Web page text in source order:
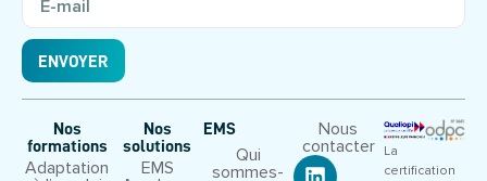
ENVOYER
Nos
formations
Adaptation
Nos
solutions
EMS
EMS
Qui
sommes-
Nous
contacter
La
certification